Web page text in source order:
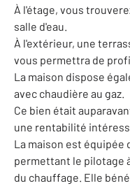
À l'étage, vous
salle d'eau.
À l'extérieur, une
vous permettra de
La maison dispose
avec chaudière au gaz.
Ce bien était
une rentabilité
La maison est équipée
permettant le pilotage
du chauffage. Elle